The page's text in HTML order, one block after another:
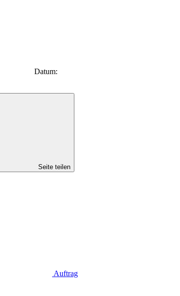
Datum:
Seite teilen
Auftrag